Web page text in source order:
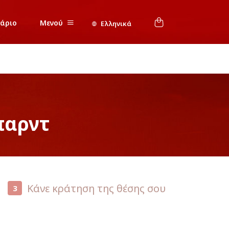
Μενού Ελληνικά
3 Κάνε κράτηση της θέσης σου